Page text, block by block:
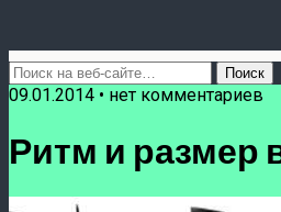
09.01.2014 • нет комментариев
Ритм и размер